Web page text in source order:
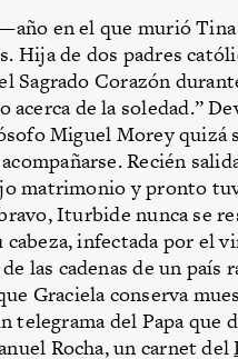
en el que murió
Hija de dos padres
Corazón
de la soledad.”
Miguel Morey quizá
Recién
matrimonio y pronto
Iturbide nunca se
cabeza, infectada por el
las cadenas de un país
Graciela conserva
telegrama del Papa que
Rocha, un carnet del